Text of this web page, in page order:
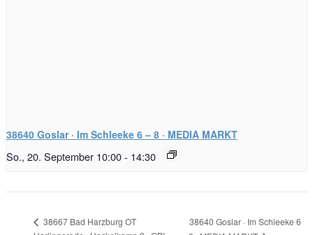
38640 Goslar · Im Schleeke 6 – 8 · MEDIA MARKT
So., 20. September 10:00- 14:30
38667 Bad Harzburg OT
38640 Goslar · Im Schleeke 6